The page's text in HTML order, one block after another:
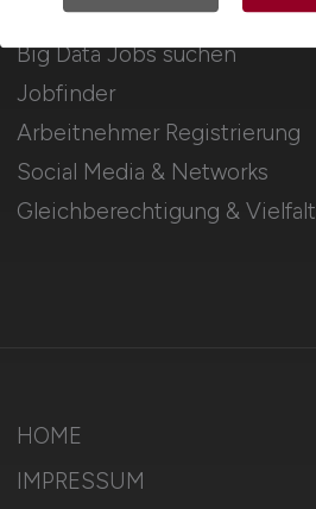
Big Data Jobs suchen
Jobfinder
Arbeitnehmer Registrierung
Social Media & Networks
Gleichberechtigung & Vielfalt
HOME
IMPRESSUM